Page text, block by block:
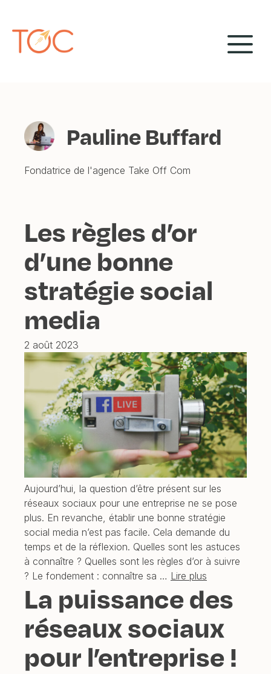
contenu
Pauline Buffard
Fondatrice de l'agence Take Off Com
Les règles d’or
d’une bonne
stratégie social
media
2 août 2023
Aujourd’hui, la question d’être présent sur les
réseaux sociaux pour une entreprise ne se pose
plus. En revanche, établir une bonne stratégie
social media n’est pas facile. Cela demande du
temps et de la réflexion. Quelles sont les astuces
à connaître ? Quelles sont les règles d’or à suivre
? Le fondement : connaître sa … Lire plus
La puissance des
réseaux sociaux
pour l’entreprise !